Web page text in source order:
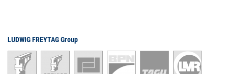
LUDWIG FREYTAG Group